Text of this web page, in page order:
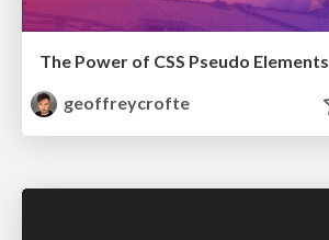
The Power of CSS Pseudo Elements
geoffreycrofte